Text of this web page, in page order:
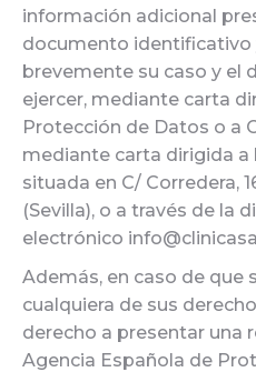
información adicional
documento identificativo
brevemente su caso y el
ejercer, mediante carta
Protección de Datos o a
mediante carta dirigida a
situada en C/ Corredera,
(Sevilla), o a través de la
electrónico
Además, en caso de que
cualquiera de sus
derecho a presentar una
Agencia Española de